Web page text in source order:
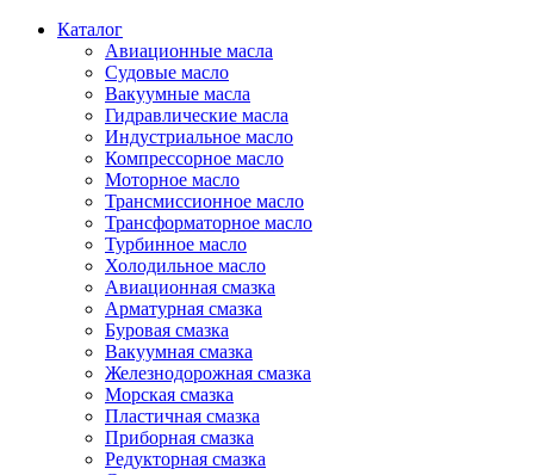
Каталог
Авиационные масла
Судовые масло
Вакуумные масла
Гидравлические масла
Индустриальное масло
Компрессорное масло
Моторное масло
Трансмиссионное масло
Трансформаторное масло
Турбинное масло
Холодильное масло
Авиационная смазка
Арматурная смазка
Буровая смазка
Вакуумная смазка
Железнодорожная смазка
Морская смазка
Пластичная смазка
Приборная смазка
Редукторная смазка